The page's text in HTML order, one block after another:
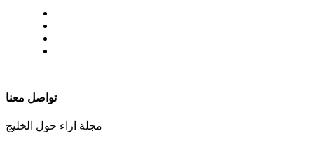
تواصل معنا
مجلة اراء حول الخليج